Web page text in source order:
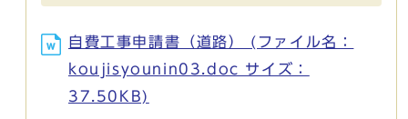
自費工事申請書（道路） (ファイル名：
koujisyounin03.doc サイズ：
37.50KB)